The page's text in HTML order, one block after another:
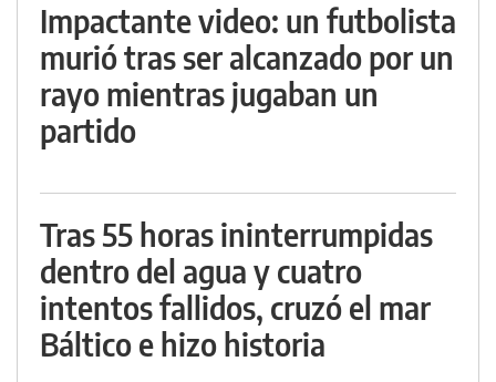
Impactante video: un futbolista
murió tras ser alcanzado por un
rayo mientras jugaban un
partido
Tras 55 horas ininterrumpidas
dentro del agua y cuatro
intentos fallidos, cruzó el mar
Báltico e hizo historia